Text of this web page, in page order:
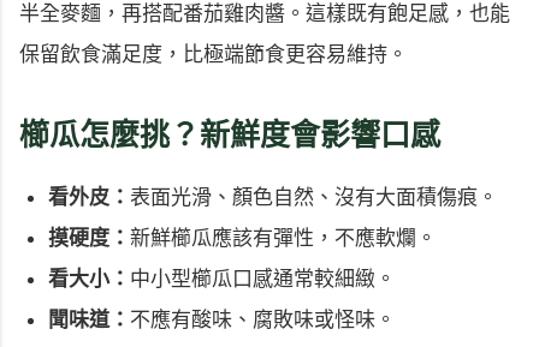
半全麥麵，再搭配番茄雞肉醬。這樣既有飽足感，也能
保留飲食滿足度，比極端節食更容易維持。
櫛瓜怎麼挑？新鮮度會影響口感
看外皮： 表面光滑、顏色自然、沒有大面積傷痕。
摸硬度： 新鮮櫛瓜應該有彈性，不應軟爛。
看大小： 中小型櫛瓜口感通常較細緻。
聞味道： 不應有酸味、腐敗味或怪味。